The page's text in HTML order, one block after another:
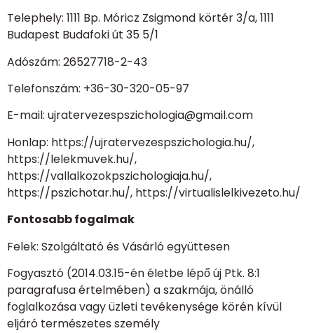
Telephely: 1111 Bp. Móricz Zsigmond körtér 3/a, 1111
Budapest Budafoki út 35 5/1
Adószám: 26527718-2-43
Telefonszám: +36-30-320-05-97
E-mail: ujratervezespszichologia@gmail.com
Honlap: https://ujratervezespszichologia.hu/,
https://lelekmuvek.hu/,
https://vallalkozokpszichologiaja.hu/,
https://pszichotar.hu/, https://virtualislelkivezeto.hu/
Fontosabb fogalmak
Felek: Szolgáltató és Vásárló együttesen
Fogyasztó (2014.03.15-én életbe lépő új Ptk. 8:1
paragrafusa értelmében) a szakmája, önálló
foglalkozása vagy üzleti tevékenysége körén kívül
eljáró természetes személy